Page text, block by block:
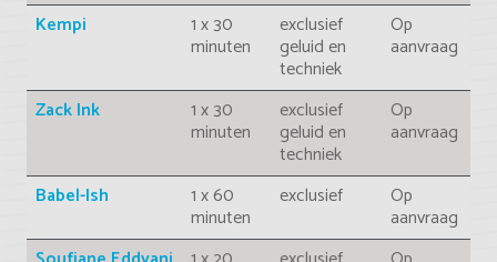
Kempi 1 x 30
minuten
exclusief
geluid en
techniek
Op
aanvraag
Zack Ink 1 x 30
minuten
exclusief
geluid en
techniek
Op
aanvraag
Babel-Ish 1 x 60
minuten
exclusief Op
aanvraag